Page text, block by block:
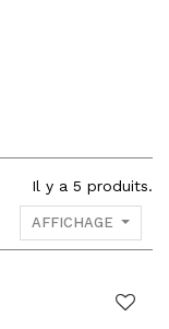
Il y a 5 produits.
AFFICHAGE